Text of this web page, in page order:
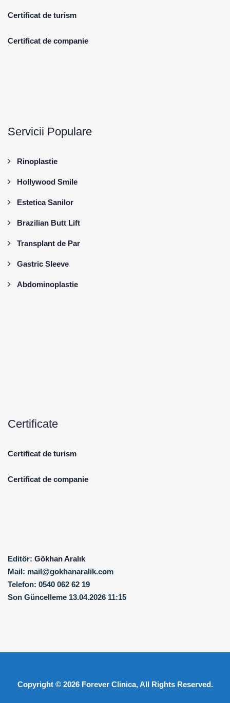
Certificat de turism
Certificat de companie
Servicii Populare
Rinoplastie
Hollywood Smile
Estetica Sanilor
Brazilian Butt Lift
Transplant de Par
Gastric Sleeve
Abdominoplastie
Certificate
Certificat de turism
Certificat de companie
Editör: Gökhan Aralık
Mail: mail@gokhanaralik.com
Telefon: 0540 062 62 19
Son Güncelleme 13.04.2026 11:15
Copyright © 2026 Forever Clinica, All Rights Reserved.